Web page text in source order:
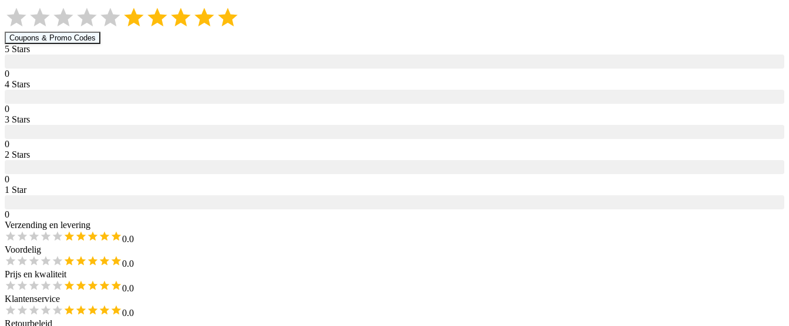
Coupons & Promo Codes
5 Stars
0
4 Stars
0
3 Stars
0
2 Stars
0
1 Star
0
Verzending en levering
0.0
Voordelig
0.0
Prijs en kwaliteit
0.0
Klantenservice
0.0
Retourbeleid